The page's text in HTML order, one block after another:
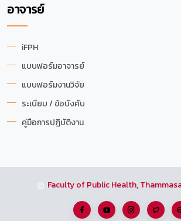
อาจารย์
iFPH
แบบฟอร์มอาจารย์
แบบฟอร์มงานวิจัย
ระเบียบ / ข้อบังคับ
คู่มือการปฏิบัติงาน
Faculty of Public Health,